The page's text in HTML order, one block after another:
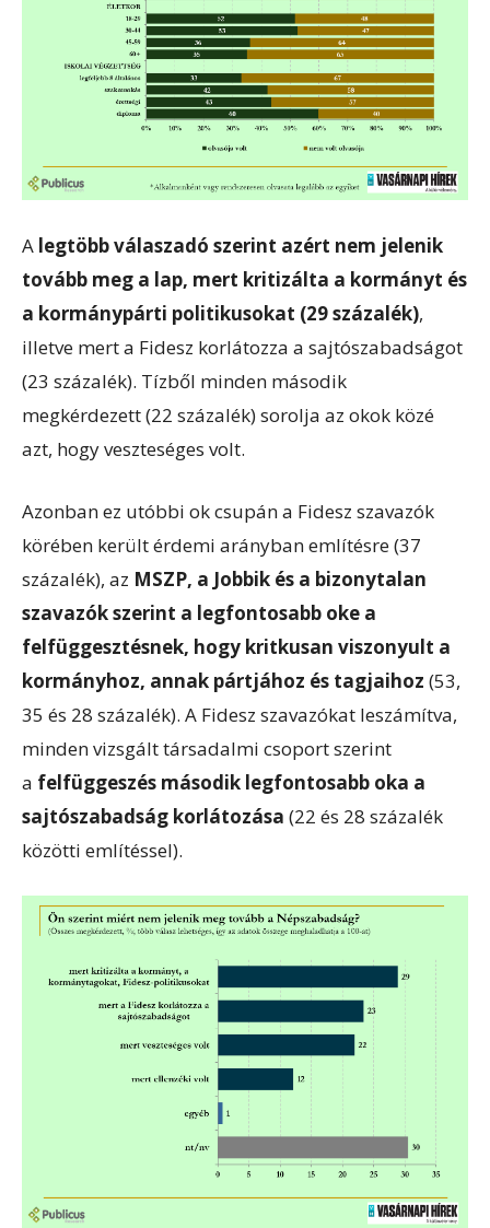
A legtöbb válaszadó szerint azért nem jelenik
tovább meg a lap, mert kritizálta a kormányt és
a kormánypárti politikusokat (29 százalék),
illetve mert a Fidesz korlátozza a sajtószabadságot
(23 százalék). Tízből minden második
megkérdezett (22 százalék) sorolja az okok közé
azt, hogy veszteséges volt.
Azonban ez utóbbi ok csupán a Fidesz szavazók
körében került érdemi arányban említésre (37
százalék), az MSZP, a Jobbik és a bizonytalan
szavazók szerint a legfontosabb oke a
felfüggesztésnek, hogy kritkusan viszonyult a
kormányhoz, annak pártjához és tagjaihoz (53,
35 és 28 százalék). A Fidesz szavazókat leszámítva,
minden vizsgált társadalmi csoport szerint
a felfüggeszés második legfontosabb oka a
sajtószabadság korlátozása (22 és 28 százalék
közötti említéssel).